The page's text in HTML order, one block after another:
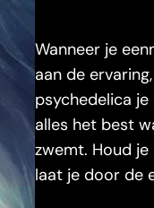
Wanneer je
aan de
psychedelica
alles het best
zwemt. Houd
laat je door de